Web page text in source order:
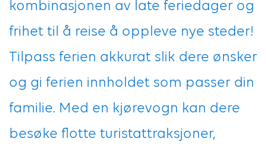
kombinasjonen av late feriedager og
frihet til å reise å oppleve nye steder!
Tilpass ferien akkurat slik dere ønsker
og gi ferien innholdet som passer din
familie. Med en kjørevogn kan dere
besøke flotte turistattraksjoner,